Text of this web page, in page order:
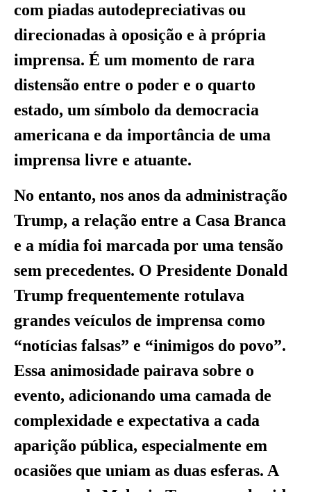
com piadas autodepreciativas ou
direcionadas à oposição e à própria
imprensa. É um momento de rara
distensão entre o poder e o quarto
estado, um símbolo da democracia
americana e da importância de uma
imprensa livre e atuante.
No entanto, nos anos da administração
Trump, a relação entre a Casa Branca
e a mídia foi marcada por uma tensão
sem precedentes. O Presidente Donald
Trump frequentemente rotulava
grandes veículos de imprensa como
“notícias falsas” e “inimigos do povo”.
Essa animosidade pairava sobre o
evento, adicionando uma camada de
complexidade e expectativa a cada
aparição pública, especialmente em
ocasiões que uniam as duas esferas. A